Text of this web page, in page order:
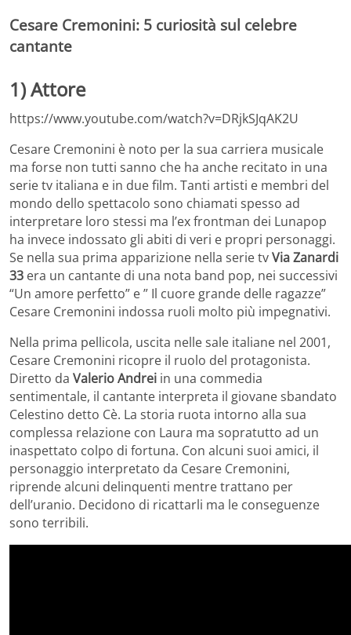
Cesare Cremonini: 5 curiosità sul celebre
cantante
1) Attore
https://www.youtube.com/watch?v=DRjkSJqAK2U
Cesare Cremonini è noto per la sua carriera musicale
ma forse non tutti sanno che ha anche recitato in una
serie tv italiana e in due film. Tanti artisti e membri del
mondo dello spettacolo sono chiamati spesso ad
interpretare loro stessi ma l’ex frontman dei Lunapop
ha invece indossato gli abiti di veri e propri personaggi.
Se nella sua prima apparizione nella serie tvVia Zanardi
33 era un cantante di una nota band pop, nei successivi
“Un amore perfetto” e ” Il cuore grande delle ragazze”
Cesare Cremonini indossa ruoli molto più impegnativi.
Nella prima pellicola, uscita nelle sale italiane nel 2001,
Cesare Cremonini ricopre il ruolo del protagonista.
Diretto da Valerio Andrei in una commedia
sentimentale, il cantante interpreta il giovane sbandato
Celestino detto Cè. La storia ruota intorno alla sua
complessa relazione con Laura ma sopratutto ad un
inaspettato colpo di fortuna. Con alcuni suoi amici, il
personaggio interpretato da Cesare Cremonini,
riprende alcuni delinquenti mentre trattano per
dell’uranio. Decidono di ricattarli ma le conseguenze
sono terribili.